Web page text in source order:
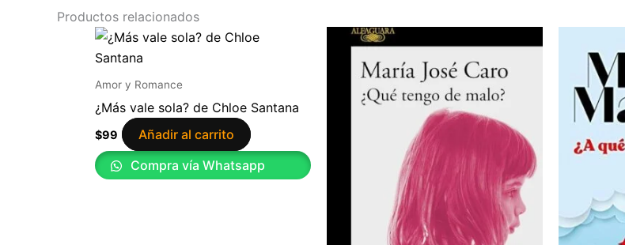
Productos relacionados
Amor y Romance
¿Más vale sola? de Chloe Santana
$99
Añadir al carrito
Compra vía Whatsapp